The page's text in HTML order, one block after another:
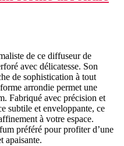
de ce diffuseur de
avec délicatesse. Son
de sophistication à tout
arrondie permet une
Fabriqué avec précision et
subtile et enveloppante, ce
à votre espace.
préféré pour profiter d’une
apaisante.